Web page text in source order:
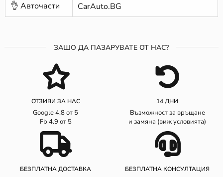
👌 Авточасти
CarAuto.BG
ЗАШО ДА ПАЗАРУВАТЕ ОТ НАС?
ОТЗИВИ ЗА НАС
Google 4.8 от 5
Fb 4.9 от 5
14 ДНИ
Възможност за връщане
и замяна (виж условията)
БЕЗПЛАТНА ДОСТАВКА БЕЗПЛАТНА КОНСУЛТАЦИЯ